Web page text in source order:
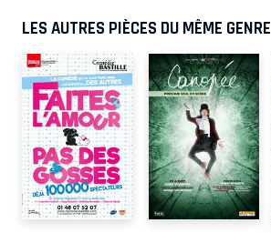
LES AUTRES PIÈCES DU MÊME GENRE